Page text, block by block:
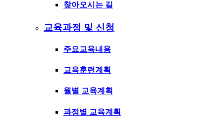
찾아오시는 길
교육과정 및 신청
주요교육내용
교육훈련계획
월별 교육계획
과정별 교육계획